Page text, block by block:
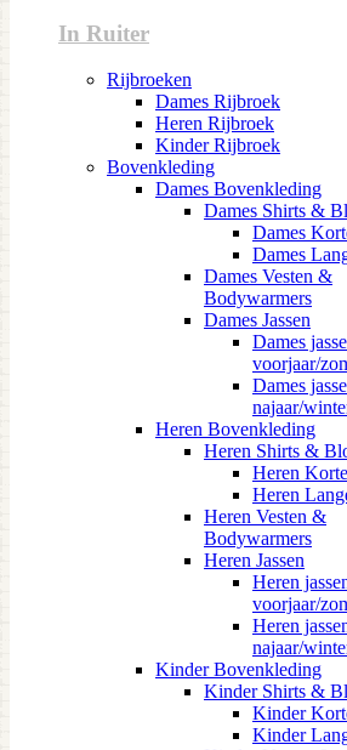
In Ruiter
Rijbroeken
Dames Rijbroek
Heren Rijbroek
Kinder Rijbroek
Bovenkleding
Dames Bovenkleding
Dames Shirts &
Dames
Dames
Dames Vesten &
Bodywarmers
Dames Jassen
Dames
voorjaar/
Dames
najaar/
Heren Bovenkleding
Heren Shirts &
Heren
Heren
Heren Vesten &
Bodywarmers
Heren Jassen
Heren
voorjaar/
Heren
najaar/
Kinder Bovenkleding
Kinder Shirts &
Kinder
Kinder